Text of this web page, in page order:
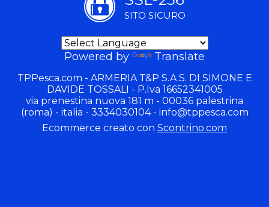
SITO SICURO
Powered by Translate
TPPesca.com - ARMERIA T&P S.A.S. DI SIMONE E
DAVIDE TOSSALI - P.Iva 16652341005
via prenestina nuova 181 m - 00036 palestrina
(roma) - italia - 3334030104 - info@tppesca.com
Ecommerce creato con Scontrino.com